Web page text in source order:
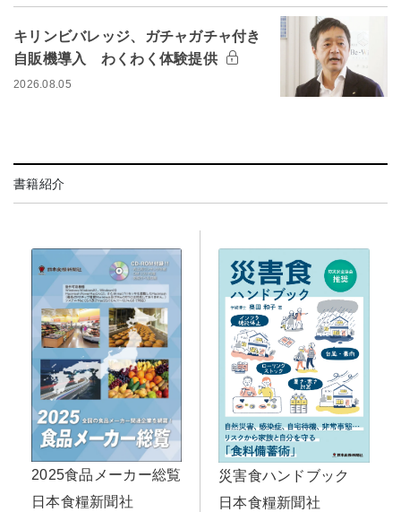
キリンビバレッジ、ガチャガチャ付き
自販機導入 わくわく体験提供
2026.08.05
書籍紹介
2025食品メーカー総覧
日本食糧新聞社
災害食ハンドブック
日本食糧新聞社